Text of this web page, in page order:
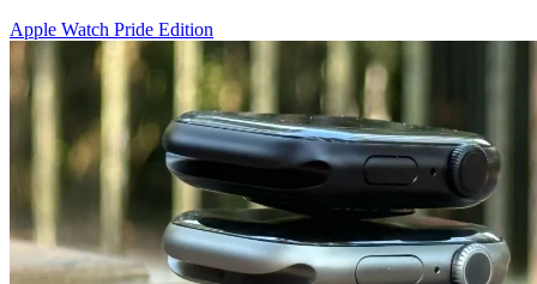
Apple Watch Pride Edition